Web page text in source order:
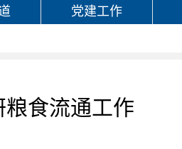
党建工作
食流通工作